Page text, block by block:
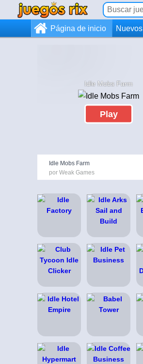
Página de inicio Nuevos
Idle Mobs Farm
Play
Idle Mobs Farm
por Weak Games